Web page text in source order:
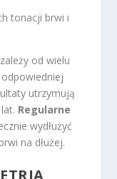
tonacji brwi i
zależy od wielu
utrzymują
Regularne
wydłużyć
na dłużej.